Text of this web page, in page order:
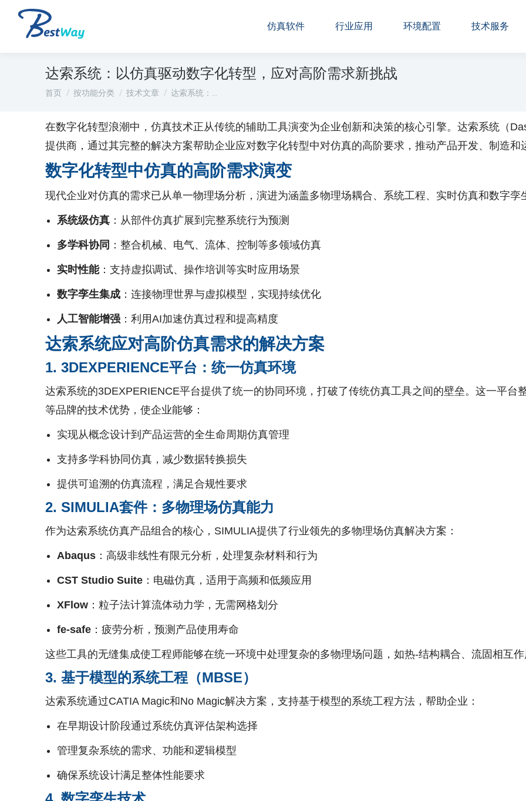
仿真软件 行业应用 环境配置 技术服务
达索系统：以仿真驱动数字化转型，应对高阶需求新挑战
您在这里：
首页 按功能分类 技术文章 达索系统：…
在数字化转型浪潮中，仿真技术正从传统的辅助工具演变为企业创新和决策的核心引擎。达索系统（
提供商，通过其完整的解决方案帮助企业应对数字化转型中对仿真的高阶要求，推动产品开发、制造和
数字化转型中仿真的高阶需求演变
现代企业对仿真的需求已从单一物理场分析，演进为涵盖多物理场耦合、系统工程、实时仿真和数字孪
系统级仿真 ：从部件仿真扩展到完整系统行为预测
多学科协同 ：整合机械、电气、流体、控制等多领域仿真
实时性能：支持虚拟调试、操作培训等实时应用场景
数字孪生集成 ：连接物理世界与虚拟模型，实现持续优化
人工智能增强 ：利用AI加速仿真过程和提高精度
达索系统应对高阶仿真需求的解决方案
1. 3DEXPERIENCE平台：统一仿真环境
达索系统的3DEXPERIENCE平台提供了统一的协同环境，打破了传统仿真工具之间的壁垒。这一平台
等品牌的技术优势，使企业能够：
实现从概念设计到产品运营的全生命周期仿真管理
支持多学科协同仿真，减少数据转换损失
提供可追溯的仿真流程，满足合规性要求
2. SIMULIA套件：多物理场仿真能力
作为达索系统仿真产品组合的核心，SIMULIA提供了行业领先的多物理场仿真解决方案：
Abaqus ：高级非线性有限元分析，处理复杂材料和行为
CST Studio Suite ：电磁仿真，适用于高频和低频应用
XFlow ：粒子法计算流体动力学，无需网格划分
fe-safe ：疲劳分析，预测产品使用寿命
这些工具的无缝集成使工程师能够在统一环境中处理复杂的多物理场问题，如热-结构耦合、流固相互
3. 基于模型的系统工程（MBSE）
达索系统通过CATIA Magic和No Magic解决方案，支持基于模型的系统工程方法，帮助企业：
在早期设计阶段通过系统仿真评估架构选择
管理复杂系统的需求、功能和逻辑模型
确保系统设计满足整体性能要求